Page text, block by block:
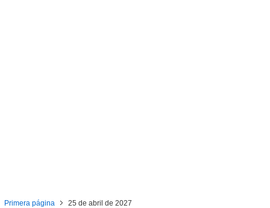
Primera página 25 de abril de 2027